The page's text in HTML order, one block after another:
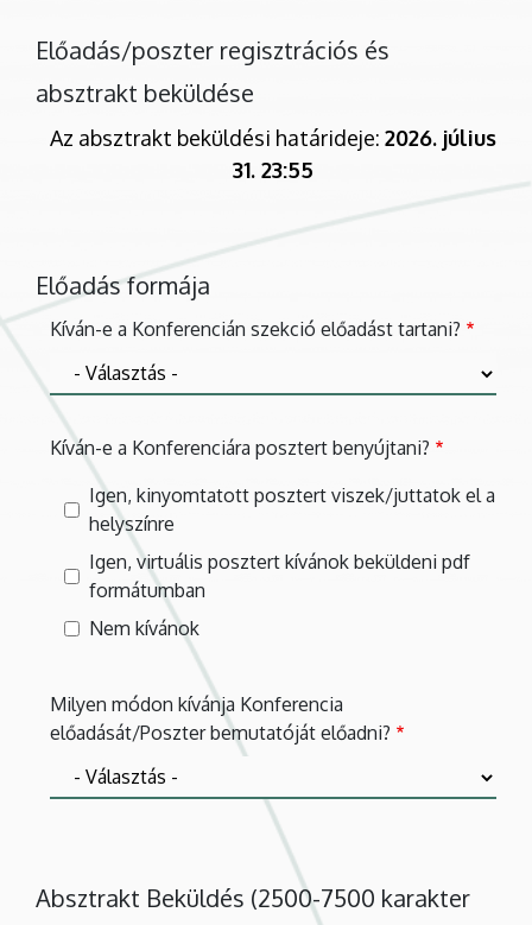
Előadás/poszter regisztrációs és
absztrakt beküldése
Az absztrakt beküldési határideje: 2026. július
31. 23:55
Előadás formája
Kíván-e a Konferencián szekció előadást tartani?
Kíván-e a Konferenciára posztert benyújtani?
Igen, kinyomtatott posztert viszek/juttatok el a
helyszínre
Igen, virtuális posztert kívánok beküldeni pdf
formátumban
Nem kívánok
Milyen módon kívánja Konferencia
előadását/Poszter bemutatóját előadni?
Absztrakt Beküldés (2500-7500 karakter